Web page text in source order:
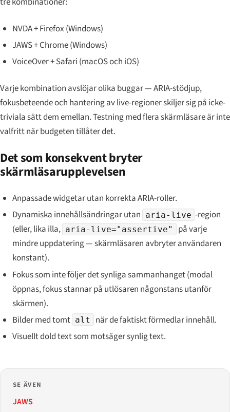
NVDA + Firefox (Windows)
JAWS + Chrome (Windows)
VoiceOver + Safari (macOS och iOS)
Varje kombination avslöjar olika buggar — ARIA-stödjup,
fokusbeteende och hantering av live-regioner skiljer sig på icke-
triviala sätt dem emellan. Testning med flera skärmläsare är inte
valfritt när budgeten tillåter det.
Det som konsekvent bryter
skärmläsarupplevelsen
Anpassade widgetar utan korrekta ARIA-roller.
Dynamiska innehållsändringar utan aria-live -region
(eller, lika illa, aria-live="assertive"
på varje
mindre uppdatering — skärmläsaren avbryter användaren
konstant).
Fokus som inte följer det synliga sammanhanget (modal
öppnas, fokus stannar på utlösaren någonstans utanför
skärmen).
Bilder med tomt alt
när de faktiskt förmedlar innehåll.
Visuellt dold text som motsäger synlig text.
SE ÄVEN
JAWS